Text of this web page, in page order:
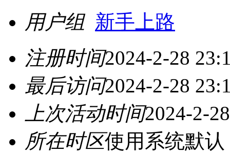
用户组 新手上路
注册时间2024-2-28
最后访问2024-2-28
上次活动时间2024-2-
所在时区使用系统默认